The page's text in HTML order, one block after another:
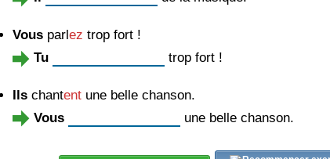
Vousparlez trop fort !
Tu
trop fort !
Ilschantentune belle chanson.
Vous
une belle chanson.